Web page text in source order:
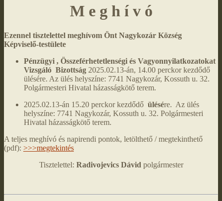
M e g h í v ó
Ezennel tisztelettel meghívom Önt Nagykozár Község
Képviselő-testülete
Pénzügyi , Összeférhetetlenségi és Vagyonnyilatkozatokat
Vizsgáló Bizottság 2025.02.13-án, 14.00 perckor kezdődő
ülésére. Az ülés helyszíne: 7741 Nagykozár, Kossuth u. 32.
Polgármesteri Hivatal házasságkötő terem.
2025.02.13-án 15.20 perckor kezdődő ülésére. Az ülés
helyszíne: 7741 Nagykozár, Kossuth u. 32. Polgármesteri
Hivatal házasságkötő terem.
A teljes meghívó és napirendi pontok, letölthető / megtekinthető
(pdf): >>>megtekintés
Tisztelettel: Radivojevics Dávid polgármester